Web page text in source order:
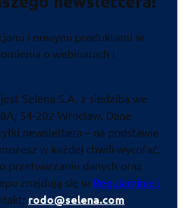
i nowymi produktami w
o webinarach i
Selena S.A. z siedzibą we
54-202 Wrocław. Dane
newslettera – na podstawie
w każdej chwili wycofać.
przetwarzaniu danych oraz
znajdują się w Regulaminie i
rodo@selena.com.